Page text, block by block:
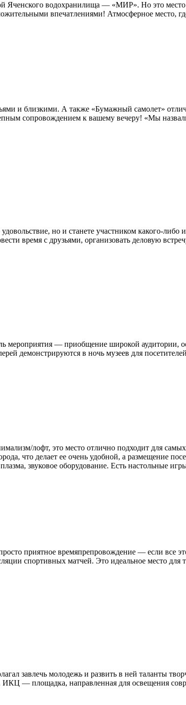
Яченского водохранилища — «МИР». Но это
впечатлениями! Атмосферное место,
и близкими. А также «Бумажный самолет»
сопровождением к вашему вечеру! «Мы
но и станете участником какого-
время с друзьями, организовать деловую
мероприятия — приобщение широкой аудитории,
демонстрируются в ночь музеев для
лофт, это место отлично подходит для
что делает ее очень удобной, а размещение
звуковое оборудование. Есть настольные
приятное времяпрепровождение — если все
спортивных матчей. Это идеальное место
завлечь молодежь и развить в ней таланты
— площадка, направленная для освещения